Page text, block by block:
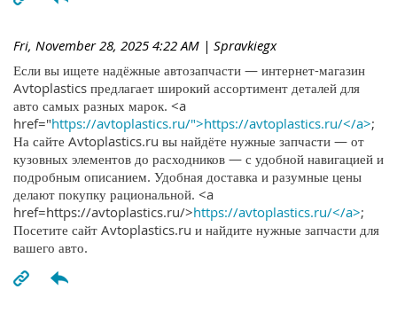
Fri, November 28, 2025 4:22 AM | Spravkiegx
Если вы ищете надёжные автозапчасти — интернет-магазин
Avtoplastics предлагает широкий ассортимент деталей для
авто самых разных марок. <a
href="https://avtoplastics.ru/">https://avtoplastics.ru/</a>;
На сайте Avtoplastics.ru вы найдёте нужные запчасти — от
кузовных элементов до расходников — с удобной навигацией и
подробным описанием. Удобная доставка и разумные цены
делают покупку рациональной. <a
href=https://avtoplastics.ru/>https://avtoplastics.ru/</a>;
Посетите сайт Avtoplastics.ru и найдите нужные запчасти для
вашего авто.